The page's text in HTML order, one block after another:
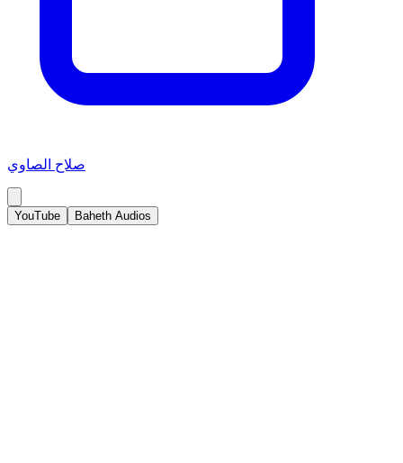
صلاح الصاوي
YouTube Baheth Audios